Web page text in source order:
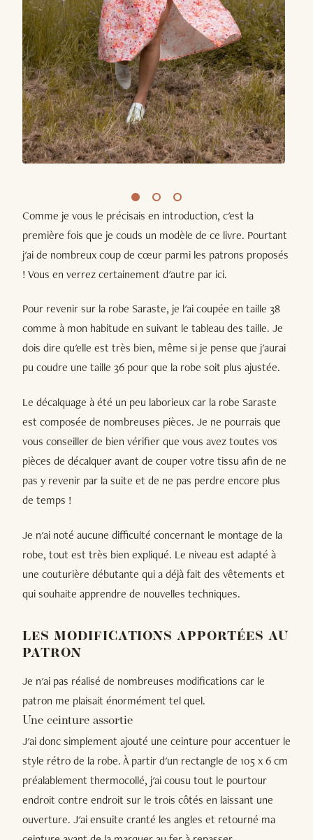
Comme je vous le précisais en introduction, c'est la
première fois que je couds un modèle de ce livre. Pourtant
j'ai de nombreux coup de cœur parmi les patrons proposés
! Vous en verrez certainement d'autre par ici.
Pour revenir sur la robe Saraste, je l'ai coupée en taille 38
comme à mon habitude en suivant le tableau des taille. Je
dois dire qu'elle est très bien, même si je pense que j'aurai
pu coudre une taille 36 pour que la robe soit plus ajustée.
Le décalquage à été un peu laborieux car la robe Saraste
est composée de nombreuses pièces. Je ne pourrais que
vous conseiller de bien vérifier que vous avez toutes vos
pièces de décalquer avant de couper votre tissu afin de ne
pas y revenir par la suite et de ne pas perdre encore plus
de temps !
Je n'ai noté aucune difficulté concernant le montage de la
robe, tout est très bien expliqué. Le niveau est adapté à
une couturière débutante qui a déjà fait des vêtements et
qui souhaite apprendre de nouvelles techniques.
LES MODIFICATIONS APPORTÉES AU
PATRON
Je n'ai pas réalisé de nombreuses modifications car le
patron me plaisait énormément tel quel.
Une ceinture assortie
J'ai donc simplement ajouté une ceinture pour accentuer le
style rétro de la robe. À partir d'un rectangle de 105 x 6 cm
préalablement thermocollé, j'ai cousu tout le pourtour
endroit contre endroit sur le trois côtés en laissant une
ouverture. J'ai ensuite cranté les angles et retourné ma